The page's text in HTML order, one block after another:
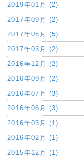
2019年01月 (2)
2017年09月 (2)
2017年06月 (5)
2017年03月 (2)
2016年12月 (2)
2016年09月 (2)
2016年07月 (3)
2016年06月 (3)
2016年03月 (1)
2016年02月 (1)
2015年12月 (1)